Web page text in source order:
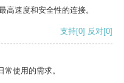
高速度和安全性的连接。
支持[0] 反对[0]
使用的需求。